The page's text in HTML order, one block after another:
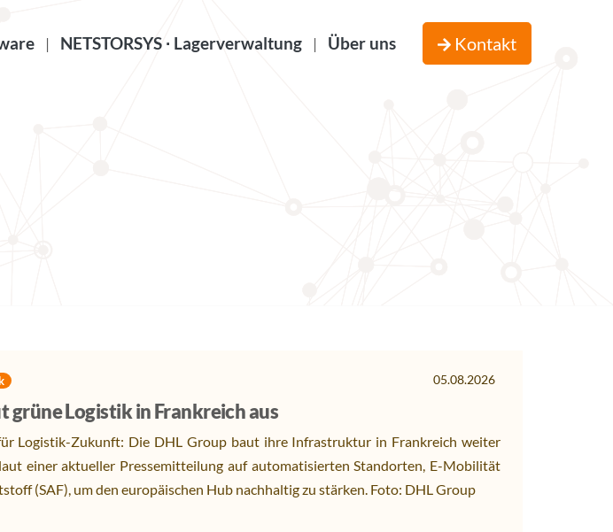
| NETSTORSYS ∙ Lagerverwaltung | Über uns Kontakt
05.08.2026
grüne Logistik in Frankreich aus
Logistik-Zukunft: Die DHL Group baut ihre Infrastruktur in Frankreich weiter
einer aktueller Pressemitteilung auf automatisierten Standorten, E-Mobilität
(SAF), um den europäischen Hub nachhaltig zu stärken. Foto: DHL Group